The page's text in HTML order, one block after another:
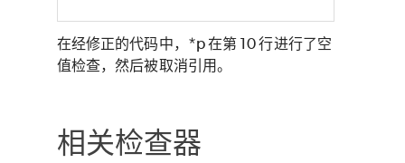
在经修正的代码中，*p 在第 10 行进行了空
值检查，然后被取消引用。
相关检查器